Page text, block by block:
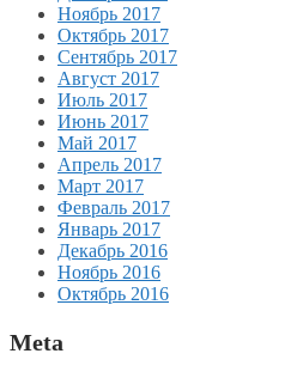
Ноябрь 2017
Октябрь 2017
Сентябрь 2017
Август 2017
Июль 2017
Июнь 2017
Май 2017
Апрель 2017
Март 2017
Февраль 2017
Январь 2017
Декабрь 2016
Ноябрь 2016
Октябрь 2016
Meta